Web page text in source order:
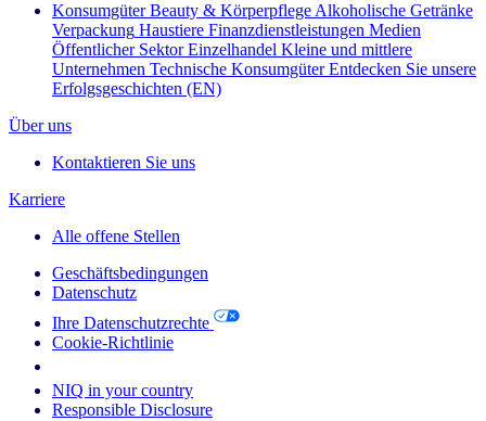
Konsumgüter Beauty & Körperpflege Alkoholische Getränke
Verpackung Haustiere Finanzdienstleistungen Medien
Öffentlicher Sektor Einzelhandel Kleine und mittlere
Unternehmen Technische Konsumgüter Entdecken Sie unsere
Erfolgsgeschichten (EN)
Über uns
Kontaktieren Sie uns
Karriere
Alle offene Stellen
Geschäftsbedingungen
Datenschutz
Ihre Datenschutzrechte
Cookie-Richtlinie
NIQ in your country
Responsible Disclosure